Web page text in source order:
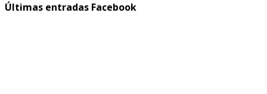
Últimas entradas Facebook